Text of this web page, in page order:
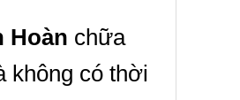
Hoàn chữa
không có thời